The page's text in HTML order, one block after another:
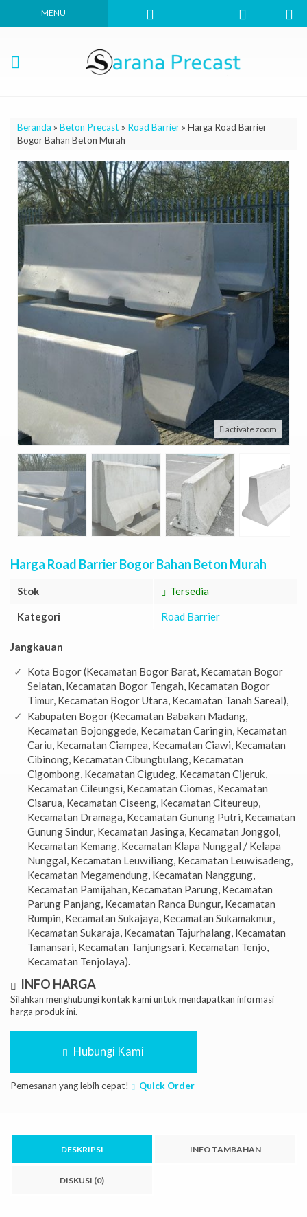
MENU
Beranda » Beton Precast » Road Barrier» Harga Road Barrier
Bogor Bahan Beton Murah
activate zoom
Harga Road Barrier Bogor Bahan Beton Murah
Stok Tersedia
Kategori Road Barrier
Jangkauan
Kota Bogor (Kecamatan Bogor Barat, Kecamatan Bogor
Selatan, Kecamatan Bogor Tengah, Kecamatan Bogor
Timur, Kecamatan Bogor Utara, Kecamatan Tanah Sareal),
Kabupaten Bogor (Kecamatan Babakan Madang,
Kecamatan Bojonggede, Kecamatan Caringin, Kecamatan
Cariu, Kecamatan Ciampea, Kecamatan Ciawi, Kecamatan
Cibinong, Kecamatan Cibungbulang, Kecamatan
Cigombong, Kecamatan Cigudeg, Kecamatan Cijeruk,
Kecamatan Cileungsi, Kecamatan Ciomas, Kecamatan
Cisarua, Kecamatan Ciseeng, Kecamatan Citeureup,
Kecamatan Dramaga, Kecamatan Gunung Putri, Kecamatan
Gunung Sindur, Kecamatan Jasinga, Kecamatan Jonggol,
Kecamatan Kemang, Kecamatan Klapa Nunggal / Kelapa
Nunggal, Kecamatan Leuwiliang, Kecamatan Leuwisadeng,
Kecamatan Megamendung, Kecamatan Nanggung,
Kecamatan Pamijahan, Kecamatan Parung, Kecamatan
Parung Panjang, Kecamatan Ranca Bungur, Kecamatan
Rumpin, Kecamatan Sukajaya, Kecamatan Sukamakmur,
Kecamatan Sukaraja, Kecamatan Tajurhalang, Kecamatan
Tamansari, Kecamatan Tanjungsari, Kecamatan Tenjo,
Kecamatan Tenjolaya).
INFO HARGA
Silahkan menghubungi kontak kami untuk mendapatkan informasi
harga produk ini.
Hubungi Kami
Pemesanan yang lebih cepat! Quick Order
DESKRIPSI INFO TAMBAHAN
DISKUSI (0)